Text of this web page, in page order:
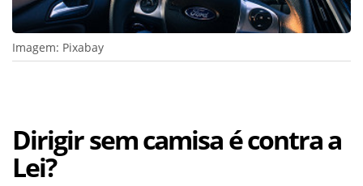
Imagem: Pixabay
Dirigir sem camisa é contra a
Lei?